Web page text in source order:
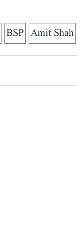
Amit Shah
BSP